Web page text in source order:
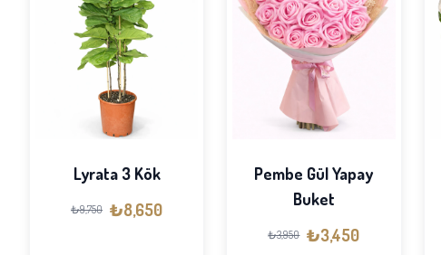
Lyrata 3 Kök
₺9,750 ₺8,650
Pembe Gül Yapay
Buket
₺3,950 ₺3,450